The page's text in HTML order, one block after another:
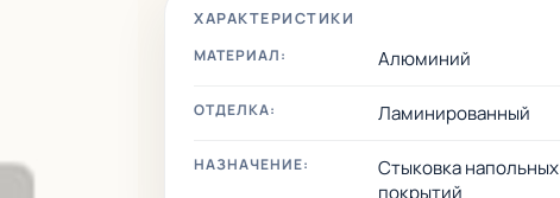
ХАРАКТЕРИСТИКИ
МАТЕРИАЛ:
Алюминий
ОТДЕЛКА: Ламинированный
НАЗНАЧЕНИЕ:
Стыковка напольных
покрытий